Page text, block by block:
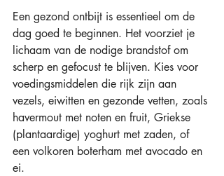
Een gezond ontbijt is essentieel om de
dag goed te beginnen. Het voorziet je
lichaam van de nodige brandstof om
scherp en gefocust te blijven. Kies voor
voedingsmiddelen die rijk zijn aan
vezels, eiwitten en gezonde vetten, zoals
havermout met noten en fruit, Griekse
(plantaardige) yoghurt met zaden, of
een volkoren boterham met avocado en
ei.